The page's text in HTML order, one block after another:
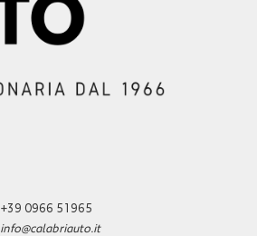
+39 0966 51965
info@calabriauto.it